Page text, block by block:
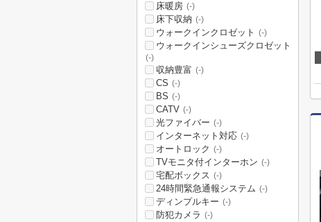
床暖房 (-)
床下収納 (-)
ウォークインクロゼット (-)
ウォークインシューズクロゼット
(-)
収納豊富 (-)
CS (-)
BS (-)
CATV (-)
光ファイバー (-)
インターネット対応 (-)
オートロック (-)
TVモニタ付インターホン (-)
宅配ボックス (-)
24時間緊急通報システム (-)
ディンプルキー (-)
防犯カメラ (-)